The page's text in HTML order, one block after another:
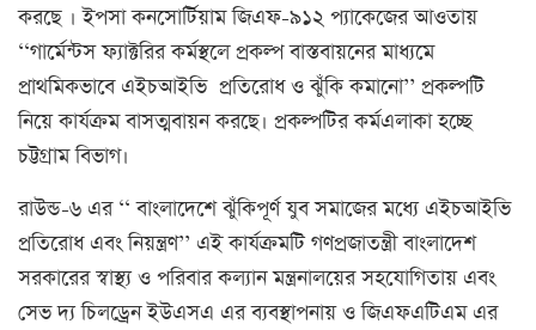
করছে । ইপসা কনসোর্টিয়াম জিএফ-৯১২ প্যাকেজের আওতায়
‘‘গার্মেন্টস ফ্যাক্টরির কর্মস্থলে প্রকল্প বাস্তবায়নের মাধ্যমে
প্রাথমিকভাবে এইচআইভি প্রতিরোধ ও ঝুঁকি কমানো’’ প্রকল্পটি
নিয়ে কার্যক্রম বাসত্মবায়ন করছে। প্রকল্পটির কর্মএলাকা হচ্ছে
চট্টগ্রাম বিভাগ।
রাউন্ড-৬ এর ‘‘ বাংলাদেশে ঝুঁকিপূর্ণ যুব সমাজের মধ্যে এইচআইভি
প্রতিরোধ এবং নিয়ন্ত্রণ’’ এই কার্যক্রমটি গণপ্রজাতন্ত্রী বাংলাদেশ
সরকারের স্বাস্থ্য ও পরিবার কল্যান মন্ত্রনালয়ের সহযোগিতায় এবং
সেভ দ্য চিলড্রেন ইউএসএ এর ব্যবস্থাপনায় ও জিএফএটিএম এর